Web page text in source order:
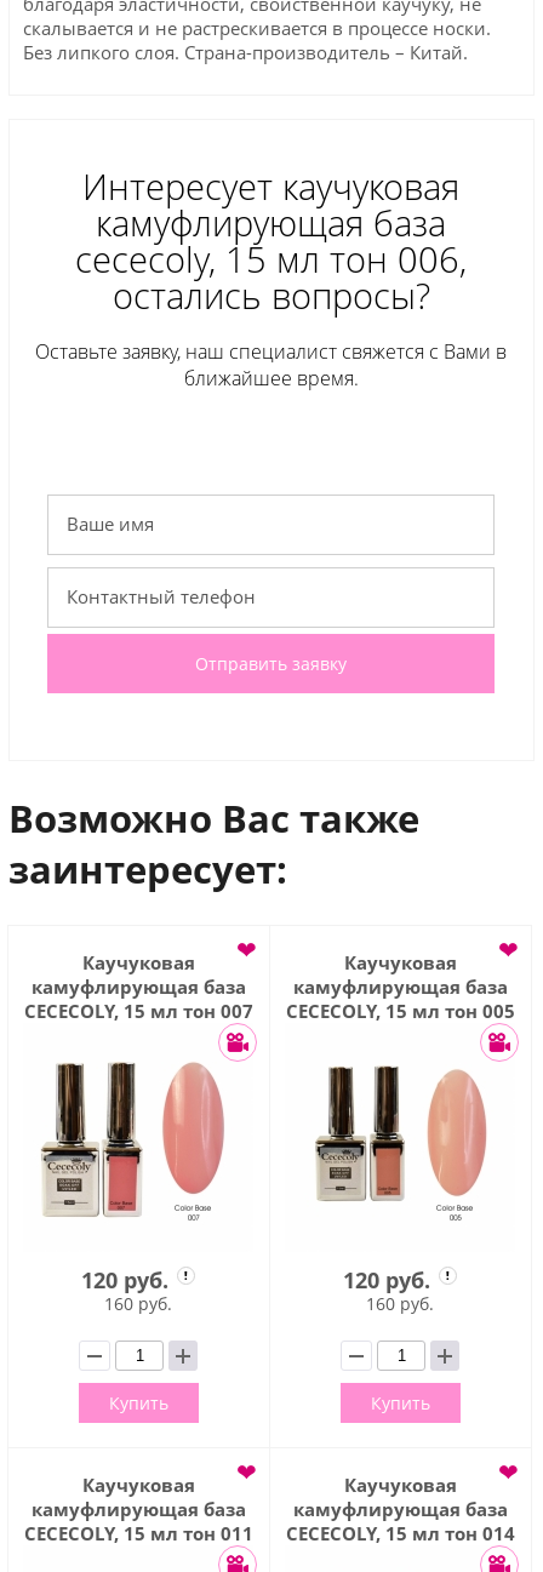
скалывается и не растрескивается в процессе носки.
Без липкого слоя. Страна-производитель – Китай.
Интересует каучуковая
камуфлирующая база
cececoly, 15 мл тон 006,
остались вопросы?
Оставьте заявку, наш специалист свяжется с Вами в
ближайшее время.
Отправить заявку
Возможно Вас также
заинтересует:
Каучуковая
камуфлирующая база
CECECOLY, 15 мл тон 007
❤
120 руб.
160 руб.
Купить
Каучуковая
камуфлирующая база
CECECOLY, 15 мл тон 005
❤
120 руб.
160 руб.
Купить
Каучуковая
камуфлирующая база
CECECOLY, 15 мл тон 011
❤
Каучуковая
камуфлирующая база
CECECOLY, 15 мл тон 014
❤